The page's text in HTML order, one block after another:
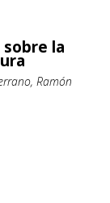
la
Ramón